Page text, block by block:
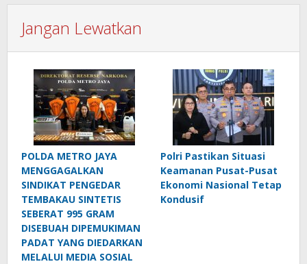
Jangan Lewatkan
POLDA METRO JAYA
MENGGAGALKAN
SINDIKAT PENGEDAR
TEMBAKAU SINTETIS
SEBERAT 995 GRAM
DISEBUAH DIPEMUKIMAN
PADAT YANG DIEDARKAN
MELALUI MEDIA SOSIAL
Polri Pastikan Situasi
Keamanan Pusat-Pusat
Ekonomi Nasional Tetap
Kondusif